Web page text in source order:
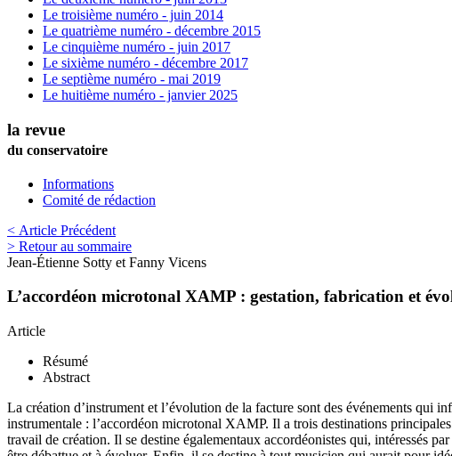
Le troisième numéro - juin 2014
Le quatrième numéro - décembre 2015
Le cinquième numéro - juin 2017
Le sixième numéro - décembre 2017
Le septième numéro - mai 2019
Le huitième numéro - janvier 2025
la revue
du conservatoire
Informations
Comité de rédaction
< Article Précédent
> Retour au sommaire
Jean-Étienne Sotty et Fanny Vicens
L’accordéon microtonal XAMP : gestation, fabrication et
Article
Résumé
Abstract
La création d’instrument et l’évolution de la facture sont des événements qui
instrumentale : l’accordéon microtonal XAMP. Il a trois destinations
travail de création. Il se destine égalementaux accordéonistes qui, intéressés